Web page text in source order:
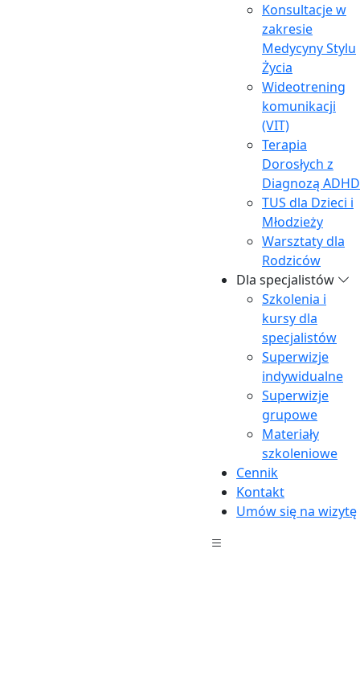
Konsultacje w
zakresie
Medycyny Stylu
Życia
Wideotrening
komunikacji
(VIT)
Terapia
Dorosłych z
Diagnozą ADHD
TUS dla Dzieci i
Młodzieży
Warsztaty dla
Rodziców
Dla specjalistów
Szkolenia i
kursy dla
specjalistów
Superwizje
indywidualne
Superwizje
grupowe
Materiały
szkoleniowe
Cennik
Kontakt
Umów się na wizytę
Skale kontrolne, które pomagają ocenić, czy
uzyskane wyniki będą wystarczająco
odzwierciedlać rzeczywiste cechy badanego,
Skale kliniczne, dostarczające informacji o
Skale treściowe, które bardziej szczegółowo
opisują niektóre aspekty funkcjonowania
Wywiad z pacjentem (1 godzina):
szczegółowy wywiad, który pozwala zebrać